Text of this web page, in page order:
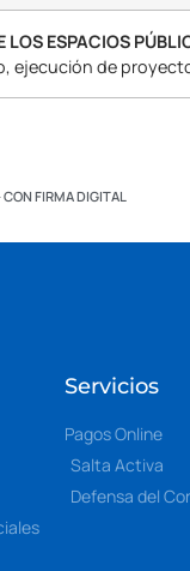
LOS ESPACIOS
ejecución de
CON FIRMA DIGITAL
Servicios
Pagos Online
Salta Activa
Defensa del